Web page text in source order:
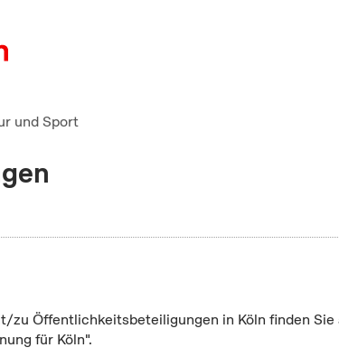
und Sport
zu Öffentlichkeitsbeteiligungen in Köln finden Sie
für Köln".